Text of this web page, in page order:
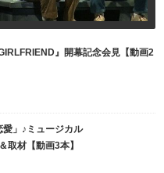
』開幕記念会見【動画2
」♪ミュージカル
取材【動画3本】